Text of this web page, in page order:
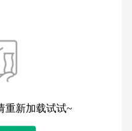
重新加载试试~